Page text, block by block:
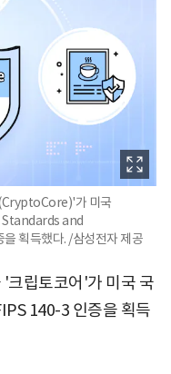
가 미국
and
획득했다. /삼성전자 제공
크립토코어'가 미국 국
140-3 인증을 획득